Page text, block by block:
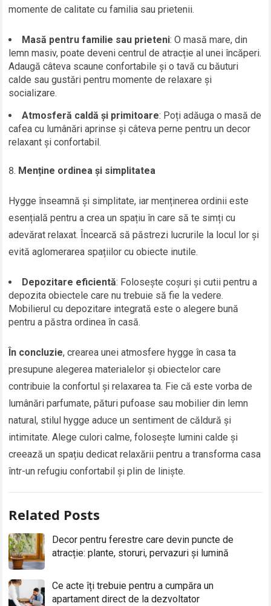
momente de calitate cu familia sau prietenii.
Masă pentru familie sau prieteni: O masă mare, din
lemn masiv, poate deveni centrul de atracție al unei încăperi.
Adaugă câteva scaune confortabile și o tavă cu băuturi
calde sau gustări pentru momente de relaxare și
socializare.
Atmosferă caldă și primitoare: Poți adăuga o masă de
cafea cu lumânări aprinse și câteva perne pentru un decor
relaxant și confortabil.
Menține ordinea și simplitatea
Hygge înseamnă și simplitate, iar menținerea ordinii este
esențială pentru a crea un spațiu în care să te simți cu
adevărat relaxat. Încearcă să păstrezi lucrurile la locul lor și
evită aglomerarea spațiilor cu obiecte inutile.
Depozitare eficientă: Folosește coșuri și cutii pentru a
depozita obiectele care nu trebuie să fie la vedere.
Mobilierul cu depozitare integrată este o alegere bună
pentru a păstra ordinea în casă.
În concluzie, crearea unei atmosfere hygge în casa ta
presupune alegerea materialelor și obiectelor care
contribuie la confortul și relaxarea ta. Fie că este vorba de
lumânări parfumate, pături pufoase sau mobilier din lemn
natural, stilul hygge aduce un sentiment de căldură și
intimitate. Alege culori calme, folosește lumini calde și
creează un spațiu dedicat relaxării pentru a transforma casa
într-un refugiu confortabil și plin de liniște.
Related Posts
Decor pentru ferestre care devin puncte de
atracție: plante, storuri, pervazuri și lumină
Ce acte îți trebuie pentru a cumpăra un
apartament direct de la dezvoltator